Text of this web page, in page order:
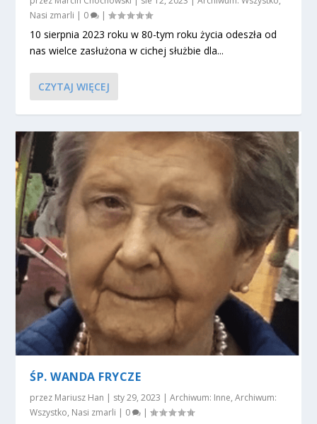
Nasi zmarli | 0 |
10 sierpnia 2023 roku w 80-tym roku życia odeszła od
nas wielce zasłużona w cichej służbie dla...
CZYTAJ WIĘCEJ
ŚP. WANDA FRYCZE
przez Mariusz Han | sty 29, 2023 |Archiwum: Inne,Archiwum:
Wszystko, Nasi zmarli | 0 |